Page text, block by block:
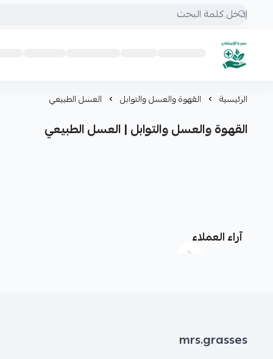
mrs.grasses
الرئيسية القهوة والعسل والتوابل العسل الطبيعي
القهوة والعسل والتوابل | العسل الطبيعي
آراء العملاء
mrs.grasses